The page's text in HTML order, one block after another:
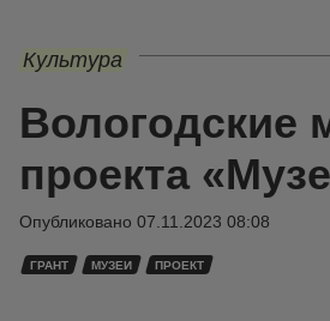
Культура
Вологодские
проекта
Опубликовано 07.11.2023 08:08
ГРАНТ МУЗЕИ ПРОЕКТ